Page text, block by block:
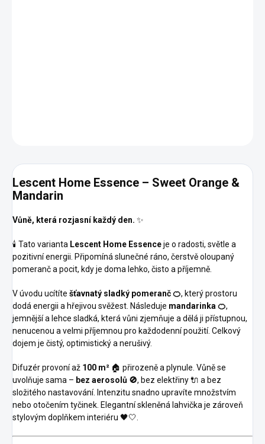
Lescent Home Essence – Sweet Orange &
Mandarin
Vůně, která rozjasní každý den. ✨
🕯️ Tato varianta Lescent Home Essenceje o radosti, světle a
pozitivní energii. Připomíná slunečné ráno, čerstvě oloupaný
pomeranč a pocit, kdy je doma lehko, čisto a příjemně.
V úvodu ucítíte šťavnatý sladký pomeranč 🍊, který prostoru
dodá energii a hřejivou svěžest. Následuje mandarinka 🍊,
jemnější a lehce sladká, která vůni zjemňuje a dělá ji přístupnou,
nenucenou a velmi příjemnou pro každodenní použití. Celkový
dojem je čistý, optimistický a nerušivý.
Difuzér provoní až 100 m² 🏠 přirozeně a plynule. Vůně se
uvolňuje sama – bez aerosolů 🚫, bez elektřiny 🔌 a bez
složitého nastavování. Intenzitu snadno upravíte množstvím
nebo otočením tyčinek. Elegantní skleněná lahvička je zároveň
stylovým doplňkem interiéru 🖤🤍.